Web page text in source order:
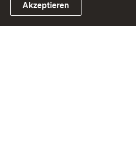
Link zum Landesportal
Akzeptieren